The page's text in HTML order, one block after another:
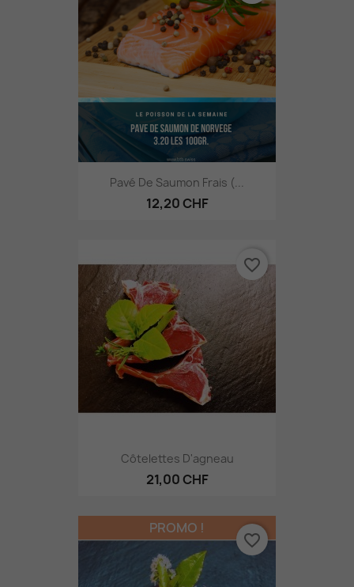
Pavé De Saumon Frais (...
12,20 CHF
Côtelettes D'agneau
21,00 CHF
favorite_border
PROMO !
favorite_border